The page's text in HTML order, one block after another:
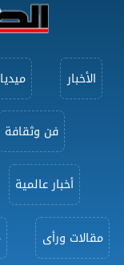
الأخبار
فن وثقافة
أخبار عالمية
مقالات ورأى